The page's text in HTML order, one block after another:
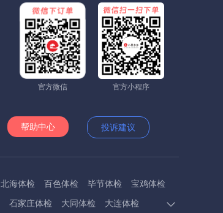
官方微信 官方小程序
帮助中心 投诉建议
北海体检 百色体检 毕节体检
宝鸡体检
石家庄体检 大同体检 大连体检